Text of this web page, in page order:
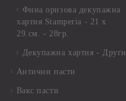
Фина оризова декупажна
хартия Stamperia - 21 х
29.см. - 28гр.
Декупажна хартия - Други
Антични пасти
Вакс пасти